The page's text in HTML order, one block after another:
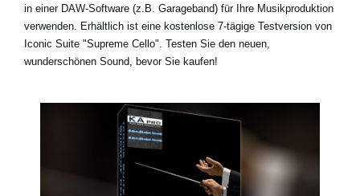
in einer DAW-Software (z.B. Garageband) für Ihre Musikproduktion
verwenden. Erhältlich ist eine kostenlose 7-tägige Testversion von
Iconic Suite "Supreme Cello". Testen Sie den neuen,
wunderschönen Sound, bevor Sie kaufen!